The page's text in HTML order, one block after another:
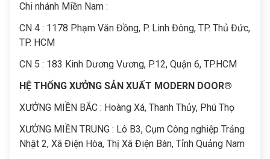
Chi nhánh Miền Nam :
CN 4 : 1178 Phạm Văn Đồng, P. Linh Đông, TP. Thủ Đức,
TP. HCM
CN 5 : 183 Kinh Dương Vương, P.12, Quận 6, TP.HCM
HỆ THỐNG XƯỞNG SẢN XUẤT MODERN DOOR®
XƯỞNG MIỀN BẮC : Hoàng Xá, Thanh Thủy, Phú Thọ
XƯỞNG MIỀN TRUNG : Lô B3, Cụm Công nghiệp Trảng
Nhật 2, Xã Điện Hòa, Thị Xã Điện Bàn, Tỉnh Quảng Nam